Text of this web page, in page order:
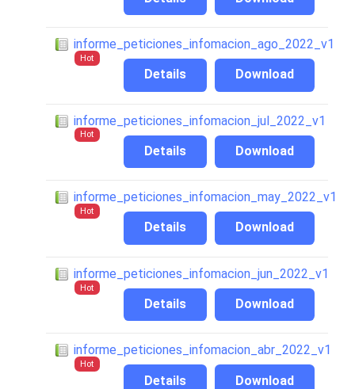
informe_peticiones_infomacion_ago_2022_v1
Hot
Download
Details
informe_peticiones_infomacion_jul_2022_v1
Hot
Download
Details
informe_peticiones_infomacion_may_2022_v1
Hot
Download
Details
informe_peticiones_infomacion_jun_2022_v1
Hot
Download
Details
informe_peticiones_infomacion_abr_2022_v1
Hot
Download
Details